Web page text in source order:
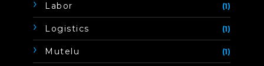
Labor (1)
Logistics (1)
Mutelu (1)